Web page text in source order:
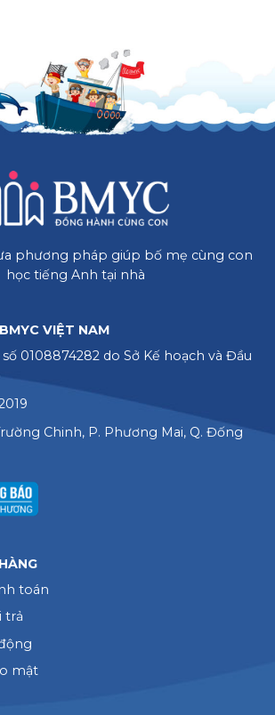
phương pháp giúp bố mẹ cùng con
học tiếng Anh tại nhà
VIỆT NAM
0108874282 do Sở Kế hoạch và Đầu
Chinh, P. Phương Mai, Q. Đống
toán
trả
mật